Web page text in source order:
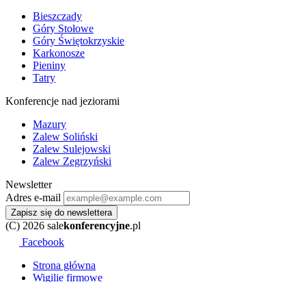
Bieszczady
Góry Stołowe
Góry Świętokrzyskie
Karkonosze
Pieniny
Tatry
Konferencje nad jeziorami
Mazury
Zalew Soliński
Zalew Sulejowski
Zalew Zegrzyński
Newsletter
Adres e-mail
Zapisz się do newslettera
(C) 2026 salekonferencyjne.pl
Facebook
Strona główna
Wigilie firmowe